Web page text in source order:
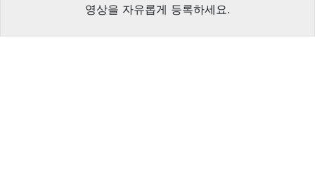
영상을 자유롭게 등록하세요.